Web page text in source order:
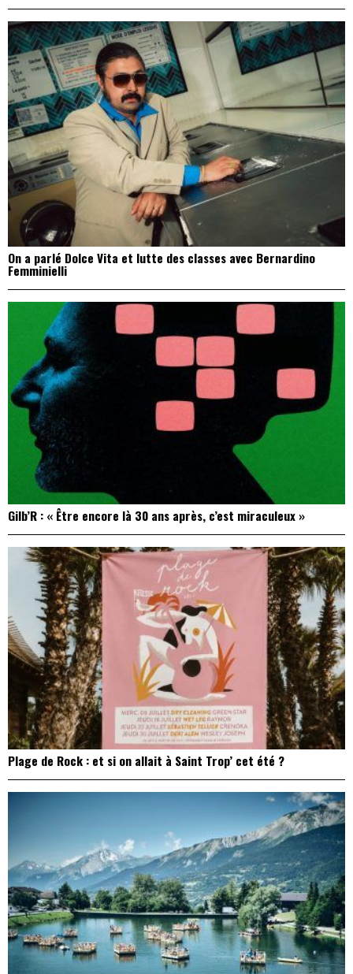
On a parlé Dolce Vita et lutte des classes avec Bernardino
Femminielli
Gilb’R : « Être encore là 30 ans après, c’est miraculeux »
Plage de Rock : et si on allait à Saint Trop’ cet été ?